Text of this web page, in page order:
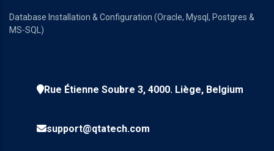
Database Installation & Configuration (Oracle, Mysql, Postgres &
MS-SQL)
Rue Étienne Soubre 3, 4000. Liège, Belgium
support@qtatech.com